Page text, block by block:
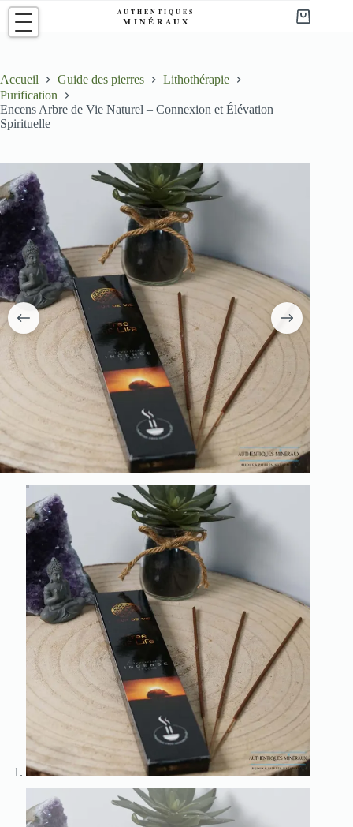
Passer
contenu
Panier
Accueil Guide des pierres
Lithothérapie
Purification
Encens Arbre de Vie Naturel – Connexion et Élévation
Spirituelle